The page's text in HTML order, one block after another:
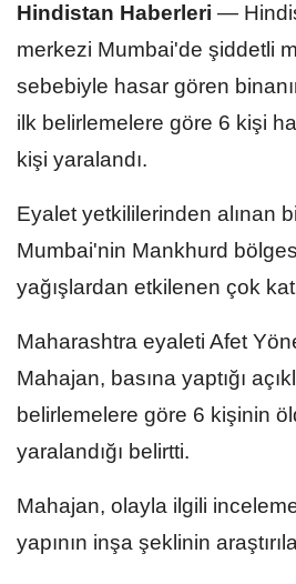
Hindistan Haberleri —
merkezi Mumbai'de şiddetli
sebebiyle hasar gören
ilk belirlemelere göre 6 kişi
kişi yaralandı.
Eyalet yetkililerinden alınan
Mumbai'nin Mankhurd
yağışlardan etkilenen çok
Maharashtra eyaleti Afet
Mahajan, basına yaptığı
belirlemelere göre 6 kişinin
yaralandığı belirtti.
Mahajan, olayla ilgili inceleme
yapının inşa şeklinin